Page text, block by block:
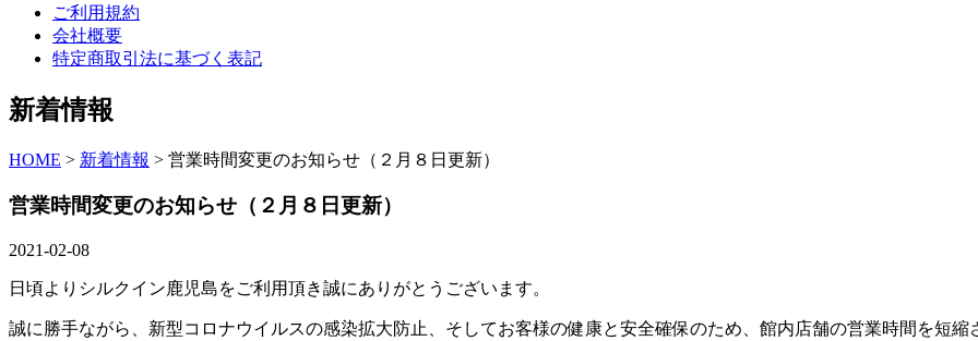
ご利用規約
会社概要
特定商取引法に基づく表記
新着情報
HOME > 新着情報 > 営業時間変更のお知らせ（２月８日更新）
営業時間変更のお知らせ（２月８日更新）
2021-02-08
日頃よりシルクイン鹿児島をご利用頂き誠にありがとうございます。
誠に勝手ながら、新型コロナウイルスの感染拡大防止、そしてお客様の健康と安全確保のため、館内店舗の営業時間を短縮